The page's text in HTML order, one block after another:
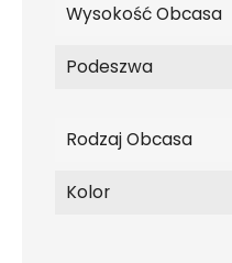
Wysokość Obcasa
Podeszwa
Rodzaj Obcasa
Kolor